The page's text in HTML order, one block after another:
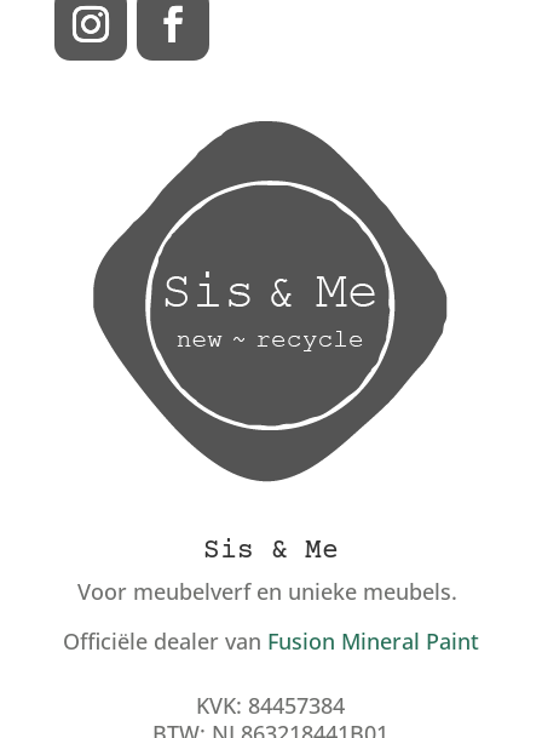
Sis & Me
Voor meubelverf en unieke meubels.
Officiële dealer van Fusion Mineral Paint
KVK: 84457384